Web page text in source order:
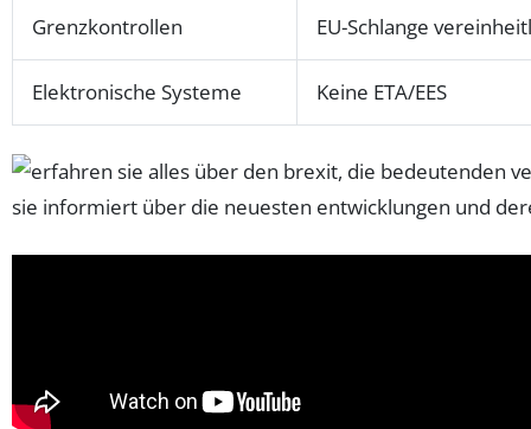
Grenzkontrollen EU-Schlange
Elektronische Systeme Keine ETA/EES